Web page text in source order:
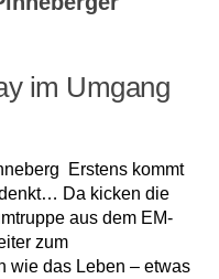
im Umgang
Erstens kommt
Da kicken die
aus dem EM-
zum
wie das Leben – etwas